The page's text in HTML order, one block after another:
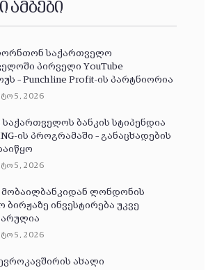
ამბები
საქართველო
პირველი YouTube
– Punchline Profit-ის პარტნიორია
5, 2026
საქართველოს ბანკის სტიპენდია
ის პროგრამაში – განაცხადების
5, 2026
მობაილბანკიდან ლონდონის
ინვესტირება უკვე
5, 2026
ახალი